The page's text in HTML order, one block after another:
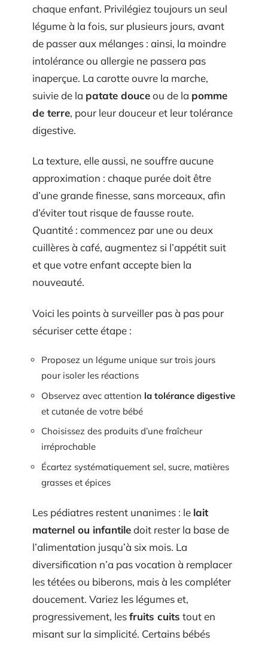
chaque enfant. Privilégiez toujours un seul
légume à la fois, sur plusieurs jours, avant
de passer aux mélanges : ainsi, la moindre
intolérance ou allergie ne passera pas
inaperçue. La carotte ouvre la marche,
suivie de la patate douceou de la pomme
de terre, pour leur douceur et leur tolérance
digestive.
La texture, elle aussi, ne souffre aucune
approximation : chaque purée doit être
d’une grande finesse, sans morceaux, afin
d’éviter tout risque de fausse route.
Quantité : commencez par une ou deux
cuillères à café, augmentez si l’appétit suit
et que votre enfant accepte bien la
nouveauté.
Voici les points à surveiller pas à pas pour
sécuriser cette étape :
Proposez un légume unique sur trois jours
pour isoler les réactions
Observez avec attention la tolérance digestive
et cutanée de votre bébé
Choisissez des produits d’une fraîcheur
irréprochable
Écartez systématiquement sel, sucre, matières
grasses et épices
Les pédiatres restent unanimes : le lait
maternel ou infantiledoit rester la base de
l’alimentation jusqu’à six mois. La
diversification n’a pas vocation à remplacer
les tétées ou biberons, mais à les compléter
doucement. Variez les légumes et,
progressivement, lesfruits cuits tout en
misant sur la simplicité. Certains bébés